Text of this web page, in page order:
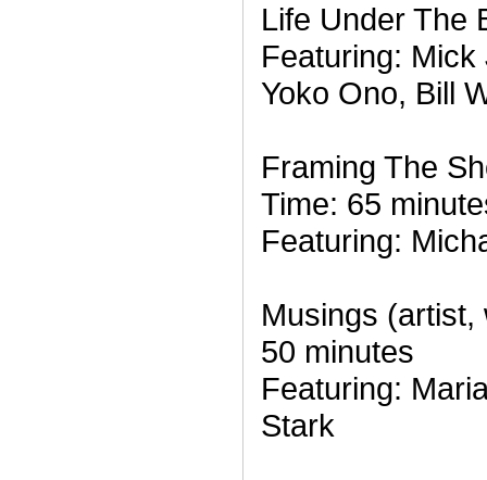
Life Under The
Featuring: Mick
Yoko Ono, Bill
Framing The
Time: 65
Featuring:
Musings (artist,
50 minutes
Featuring:
Stark